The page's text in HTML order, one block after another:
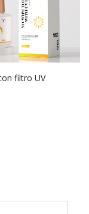
filtro UV